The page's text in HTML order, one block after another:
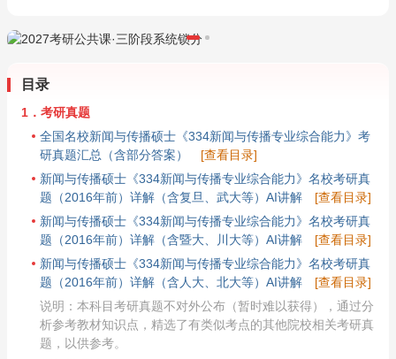
目录
1．考研真题
全国名校新闻与传播硕士《334新闻与传播专业综合能力》考
研真题汇总（含部分答案）
[查看目录]
新闻与传播硕士《334新闻与传播专业综合能力》名校考研真
题（2016年前）详解（含复旦、武大等）AI讲解
[查看目录]
新闻与传播硕士《334新闻与传播专业综合能力》名校考研真
题（2016年前）详解（含暨大、川大等）AI讲解
[查看目录]
新闻与传播硕士《334新闻与传播专业综合能力》名校考研真
题（2016年前）详解（含人大、北大等）AI讲解
[查看目录]
说明：本科目考研真题不对外公布（暂时难以获得），通过分
析参考教材知识点，精选了有类似考点的其他院校相关考研真
题，以供参考。